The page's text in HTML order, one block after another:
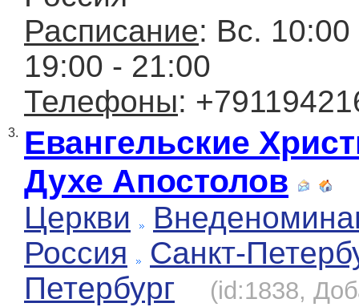
Расписание: Вс. 10:00
19:00 - 21:00
Телефоны:
3. Евангельские
Духе Апостолов
Церкви
Россия
Санкт-
Петербург
(id:1838,